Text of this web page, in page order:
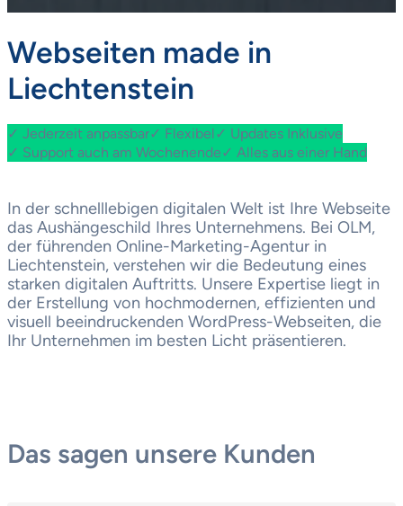
Webseiten made in
Liechtenstein
✓ Jederzeit anpassbar✓ Flexibel✓ Updates Inklusive
✓ Support auch am Wochenende✓ Alles aus einer Hand
In der schnelllebigen digitalen Welt ist Ihre Webseite
das Aushängeschild Ihres Unternehmens. Bei OLM,
der führenden Online-Marketing-Agentur in
Liechtenstein, verstehen wir die Bedeutung eines
starken digitalen Auftritts. Unsere Expertise liegt in
der Erstellung von hochmodernen, effizienten und
visuell beeindruckenden WordPress-Webseiten, die
Ihr Unternehmen im besten Licht präsentieren.
Das sagen unsere Kunden